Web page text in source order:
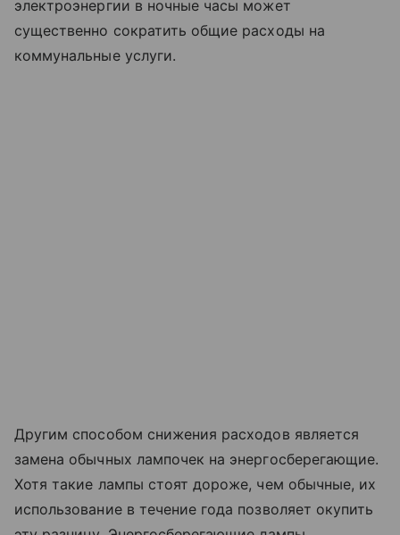
электроэнергии в ночные часы может
существенно сократить общие расходы на
коммунальные услуги.
Другим способом снижения расходов является
замена обычных лампочек на энергосберегающие.
Хотя такие лампы стоят дороже, чем обычные, их
использование в течение года позволяет окупить